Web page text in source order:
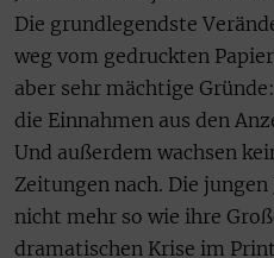
Die grundlegendste
weg vom gedruckten
aber sehr mächtige
die Einnahmen aus den
Und außerdem wachsen
Zeitungen nach. Die
nicht mehr so wie ihre
dramatischen Krise im